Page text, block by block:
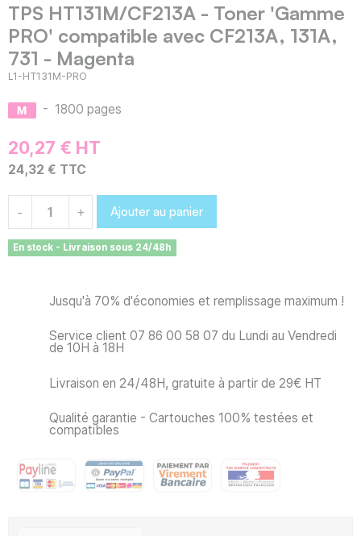
TPS HT131M/CF213A - Toner 'Gamme
PRO' compatible avec CF213A, 131A,
731 - Magenta
L1-HT131M-PRO
- 1800 pages
20,27 € HT
24,32 € TTC
- + Ajouter au panier
En stock - Livraison sous 24/48h
Jusqu'à 70% d'économies et remplissage maximum !
Service client 07 86 00 58 07 du Lundi au Vendredi
de 10H à 18H
Livraison en 24/48H, gratuite à partir de 29€ HT
Qualité garantie - Cartouches 100% testées et
compatibles